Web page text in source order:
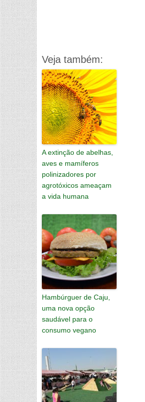
Veja também:
A extinção de abelhas,
aves e mamíferos
polinizadores por
agrotóxicos ameaçam
a vida humana
Hambúrguer de Caju,
uma nova opção
saudável para o
consumo vegano